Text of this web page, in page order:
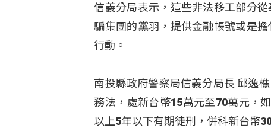
信義分局表示，這些非法移工部分
騙集團的黨羽，提供金融帳號或是
行動。
南投縣政府警察局信義分局長 邱逸
務法，處新台幣15萬元至70萬元，
以上5年以下有期徒刑，併科新台幣